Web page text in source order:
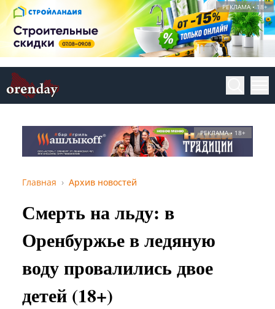
РЕКЛАМА • 18+
РЕКЛАМА • 18+
Главная Архив новостей
Смерть на льду: в
Оренбуржье в ледяную
воду провалились двое
детей (18+)